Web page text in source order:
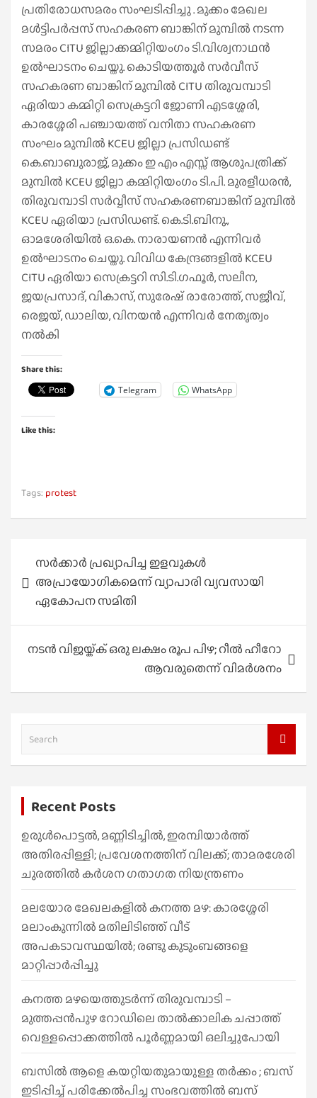
പ്രതിരോധസമരം സംഘടിപ്പിച്ചു . മുക്കം മേഖല
മൾട്ടിപർപ്പസ് സഹകരണ ബാങ്കിന് മുമ്പിൽ നടന്ന
സമരം CITU ജില്ലാക്കമ്മിറ്റിയംഗം ടി.വിശ്വനാഥൻ
ഉൽഘാടനം ചെയ്തു. കൊടിയത്തൂർ സർവീസ്
സഹകരണ ബാങ്കിന് മുമ്പിൽ CITU തിരുവമ്പാടി
ഏരിയാ കമ്മിറ്റി സെക്രട്ടറി ജോണി എടശ്ശേരി,
കാരശ്ശേരി പഞ്ചായത്ത് വനിതാ സഹകരണ
സംഘം മുമ്പിൽ KCEU ജില്ലാ പ്രസിഡണ്ട്
കെ.ബാബുരാജ്, മുക്കം ഇ എം എസ്സ് ആശുപത്രിക്ക്
മുമ്പിൽ KCEU ജില്ലാ കമ്മിറ്റിയംഗം ടി.പി. മുരളീധരൻ,
തിരുവമ്പാടി സർവ്വീസ് സഹകരണബാങ്കിന് മുമ്പിൽ
KCEU ഏരിയാ പ്രസിഡണ്ട്. കെ.ടി.ബിനു.,
ഓമശേരിയിൽ ഒ.കെ. നാരായണൻ എന്നിവർ
ഉൽഘാടനം ചെയ്തു. വിവിധ കേന്ദ്രങ്ങളിൽ KCEU
CITU ഏരിയാ സെക്രട്ടറി സി.ടി.ഗഫൂർ, സലീന,
ജയപ്രസാദ്, വികാസ്, സുരേഷ് രാരോത്ത്, സജീവ്,
രെജയ്, ഡാലിയ, വിനയൻ എന്നിവർ നേതൃത്വം
നൽകി
Share this:
Telegram WhatsApp
Like this:
Tags: protest
navigation
സർക്കാർ പ്രഖ്യാപിച്ച ഇളവുകൾ
അപ്രായോഗികമെന്ന് വ്യാപാരി വ്യവസായി
ഏകോപന സമിതി
നടൻ വിജയ്ക്ക് ഒരു ലക്ഷം രൂപ പിഴ; റീല്‍ ഹീറോ
ആവരുതെന്ന് വിമര്‍ശനം
a
h
Recent Posts
ഉരുൾപൊട്ടൽ, മണ്ണിടിച്ചിൽ, ഇരമ്പിയാര്‍ത്ത്
അതിരപ്പിള്ളി; പ്രവേശനത്തിന് വിലക്ക്; താമരശേരി
ചുരത്തില്‍ കര്‍ശന ഗതാഗത നിയന്ത്രണം
മലയോര മേഖലകളിൽ കനത്ത മഴ: കാരശ്ശേരി
മലാംകുന്നിൽ മതിലിടിഞ്ഞ് വീട്
അപകടാവസ്ഥയിൽ; രണ്ടു കുടുംബങ്ങളെ
മാറ്റിപ്പാർപ്പിച്ചു
കനത്ത മഴയെത്തുടർന്ന് തിരുവമ്പാടി –
മുത്തപ്പൻപുഴ റോഡിലെ താൽക്കാലിക ചപ്പാത്ത്
വെള്ളപ്പൊക്കത്തിൽ പൂർണ്ണമായി ഒലിച്ചുപോയി
ബസിൽ ആളെ കയറ്റിയതുമായുള്ള തർക്കം ; ബസ്
ഇടിപ്പിച്ച് പരിക്കേൽപിച്ച സംഭവത്തിൽ ബസ്